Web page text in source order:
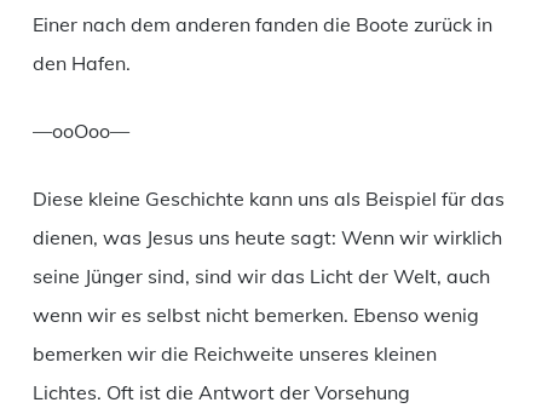
Einer nach dem anderen fanden die Boote zurück in
den Hafen.
—ooOoo—
Diese kleine Geschichte kann uns als Beispiel für das
dienen, was Jesus uns heute sagt: Wenn wir wirklich
seine Jünger sind, sind wir das Licht der Welt, auch
wenn wir es selbst nicht bemerken. Ebenso wenig
bemerken wir die Reichweite unseres kleinen
Lichtes. Oft ist die Antwort der Vorsehung